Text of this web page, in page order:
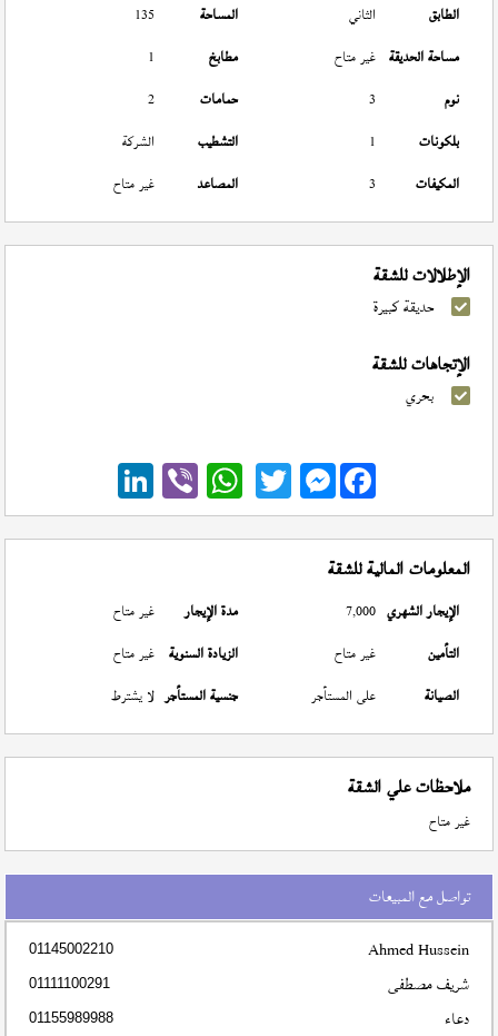
الطابق
الثاني المساحة
135
مساحة الحديقة غير متاح مطابخ
1
نوم
3 حمامات
2
بلكونات
1 التشطيب
الشركة
المكيفات
3 المصاعد غير متاح
الإطلالات للشقة
حديقة كبيرة
الإتجاهات للشقة
بحري
Messenger
المعلومات المالية للشقة
الإيجار الشهري 7,000 مدة الإيجار
غير متاح
التأمين
غير متاح الزيادة السنوية غير متاح
الصيانة
على المستأجر جنسية المستأجر لا يشترط
ملاحظات علي الشقة
غير متاح
تواصل مع المبيعات
Ahmed Hussein
01145002210
شريف مصطفى 01111100291
دعاء 01155989988